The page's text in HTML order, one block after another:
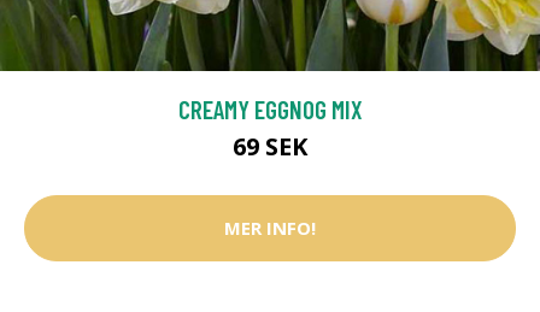
CREAMY EGGNOG MIX
69 SEK
MER INFO!